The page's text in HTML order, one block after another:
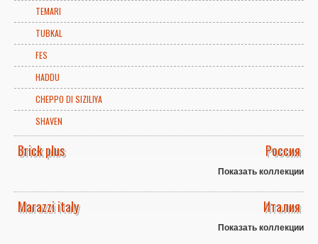
TEMARI
TUBKAL
FES
HADDU
CHEPPO DI SIZILIYA
SHAVEN
Brick plus Россия
Показать коллекции
Marazzi italy Италия
Показать коллекции